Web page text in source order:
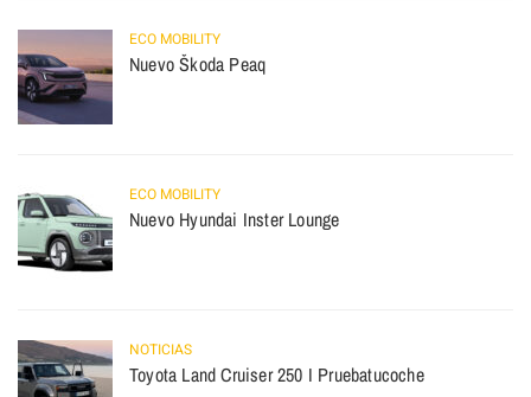
ECO MOBILITY
Nuevo Škoda Peaq
ECO MOBILITY
Nuevo Hyundai Inster Lounge
NOTICIAS
Toyota Land Cruiser 250 I Pruebatucoche